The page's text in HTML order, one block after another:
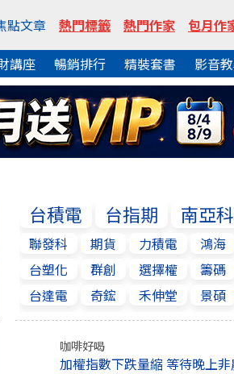
點文章 熱門標籤 熱門作家 包月作
講座 暢銷排行 精裝套書 影音
台積電 台指期 南亞科
聯發科 期貨 力積電 鴻海
台塑化
群創 選擇權 籌碼
台達電
奇鋐 禾伸堂 景碩
咖啡好喝
加權指數下跌量縮 等待晚上